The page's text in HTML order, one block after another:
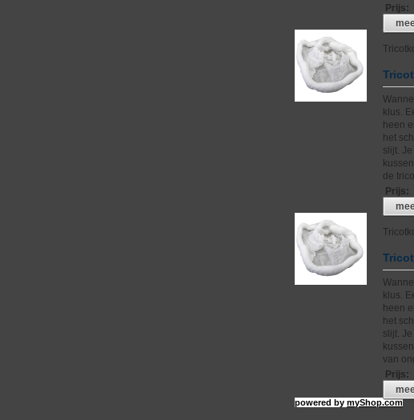
Prijs:
klus.
heen
het
slijt.
de
Prijs:
klus.
heen
het
slijt.
van
Prijs:
powered bymyShop.com